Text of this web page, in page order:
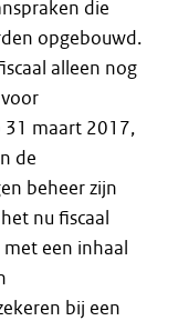
die
opgebouwd.
alleen nog
31 maart 2017,
de
beheer zijn
nu fiscaal
een inhaal
bij een